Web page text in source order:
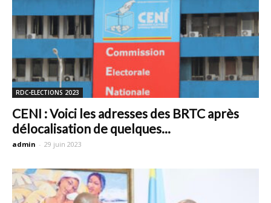
RDC-ELECTIONS 2023
CENI : Voici les adresses des BRTC après
délocalisation de quelques...
admin - 29 juin 2023